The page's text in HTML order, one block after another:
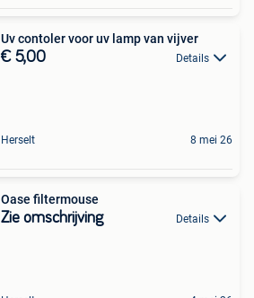
Uv contoler voor uv lamp van vijver
€ 5,00 Details
Herselt 8 mei 26
Oase filtermouse
Zie omschrijving Details